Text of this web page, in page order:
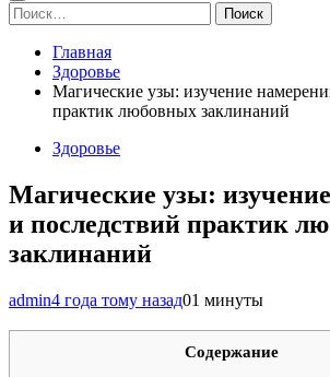
Найти:
Главная
Здоровье
Магические узы: изучение
практик любовных заклинаний
Здоровье
Магические узы:
и последствий практик
заклинаний
admin4 года тому назад01 минуты
Содержание